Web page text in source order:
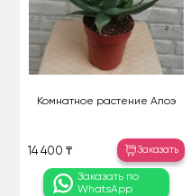
Комнатное растение Алоэ
14 400 ₸ Заказать
Заказать по
WhatsApp